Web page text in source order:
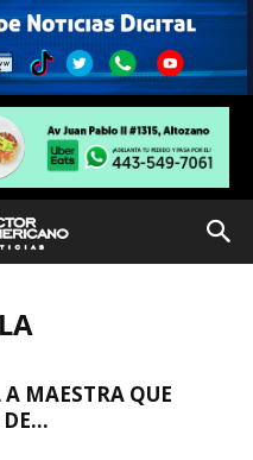
MAESTRA QUE